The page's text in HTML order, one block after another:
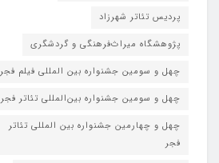
پردیس تئاتر شهرزاد
پژوهشگاه میراث‌فرهنگی و گردشگری
چهل و سومین جشنواره بین المللی فیلم فجر
چهل و سومین جشنواره بین‌المللی تئاتر فجر
چهل و چهارمین جشنواره بین المللی تئاتر
فجر